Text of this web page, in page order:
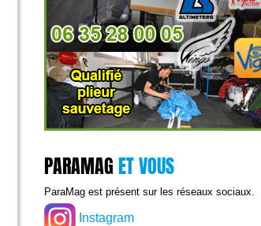
PARAMAG ET VOUS
ParaMag est présent sur les réseaux sociaux.
Instagram